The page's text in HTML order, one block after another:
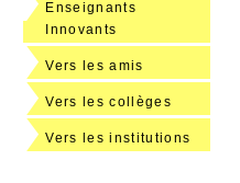
Enseignants
Innovants
Vers les amis
Vers les collèges
Vers les institutions